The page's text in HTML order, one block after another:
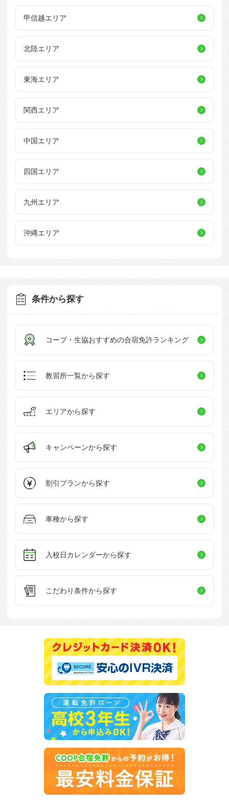
甲信越エリア
北陸エリア
東海エリア
関西エリア
中国エリア
四国エリア
九州エリア
沖縄エリア
条件から探す
コープ・生協おすすめの合宿免許ランキング
教習所一覧から探す
エリアから探す
キャンペーンから探す
割引プランから探す
車種から探す
入校日カレンダーから探す
こだわり条件から探す